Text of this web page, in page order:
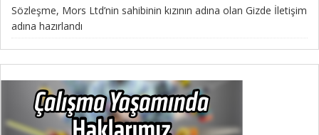
Sözleşme, Mors Ltd’nin sahibinin kızının adına olan Gizde İletişim
adına hazırlandı